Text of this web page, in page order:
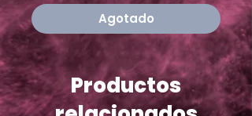
Agotado
Productos